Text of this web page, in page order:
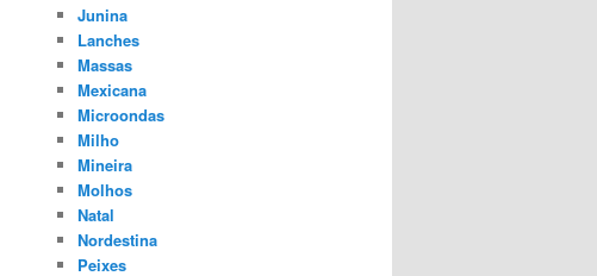
Junina
Lanches
Massas
Mexicana
Microondas
Milho
Mineira
Molhos
Natal
Nordestina
Peixes